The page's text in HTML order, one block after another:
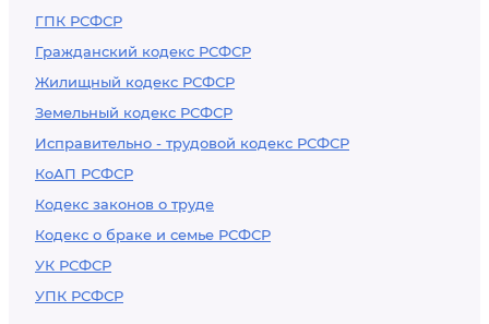
ГПК РСФСР
Гражданский кодекс РСФСР
Жилищный кодекс РСФСР
Земельный кодекс РСФСР
Исправительно - трудовой кодекс РСФСР
КоАП РСФСР
Кодекс законов о труде
Кодекс о браке и семье РСФСР
УК РСФСР
УПК РСФСР